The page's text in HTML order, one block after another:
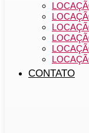
CONTATO